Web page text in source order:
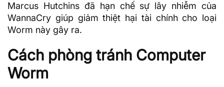
Marcus Hutchins đã hạn chế sự lây nhiễm của
WannaCry giúp giảm thiệt hại tài chính cho loại
Worm này gây ra.
Cách phòng tránh Computer
Worm